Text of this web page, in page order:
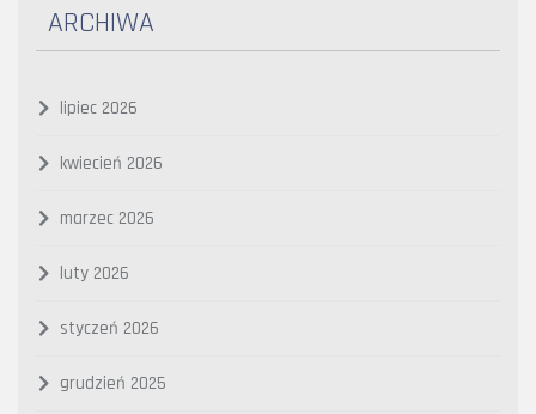
ARCHIWA
lipiec 2026
kwiecień 2026
marzec 2026
luty 2026
styczeń 2026
grudzień 2025